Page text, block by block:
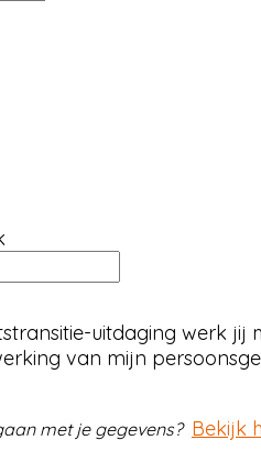
uitdaging werk jij
van mijn
met je gegevens? Bekijk